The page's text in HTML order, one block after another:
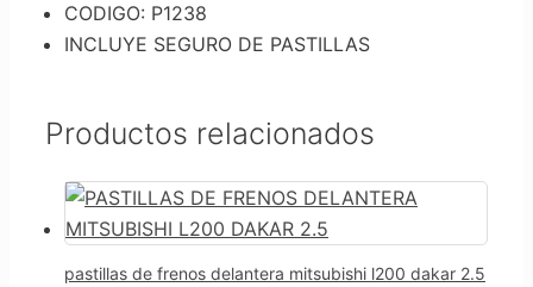
CODIGO: P1238
INCLUYE SEGURO DE PASTILLAS
Productos relacionados
pastillas de frenos delantera mitsubishi l200 dakar 2.5